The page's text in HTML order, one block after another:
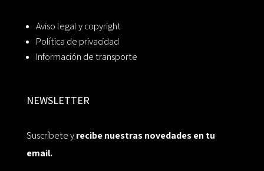
Aviso legal y copyright
Política de privacidad
Información de transporte
NEWSLETTER
Suscríbete yrecibe nuestras novedades en tu
email.